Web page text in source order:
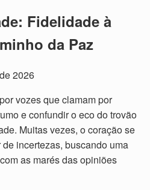
Fidelidade à
da Paz
2026
vozes que clamam por
e confundir o eco do trovão
Muitas vezes, o coração se
incertezas, buscando uma
as marés das opiniões